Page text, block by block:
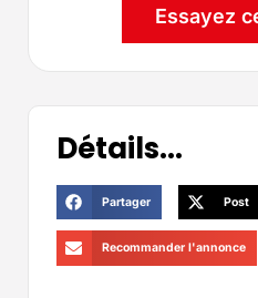
Essayez
Détails...
Partager Post
Recommander l'annonce